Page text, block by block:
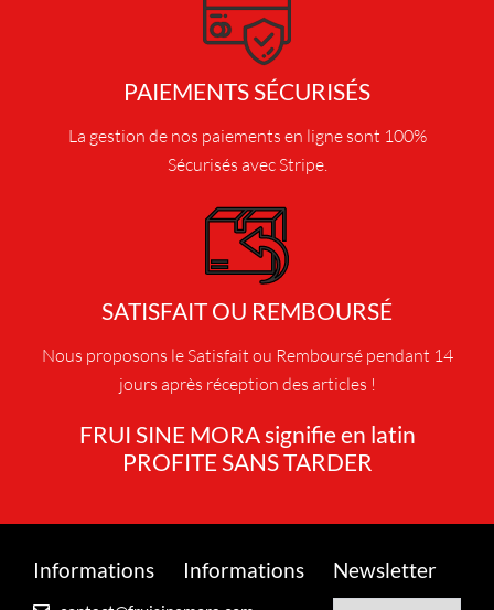
t
p
u
s
e
r
v
a
a
t
PAIEMENTS SÉCURISÉS
La gestion de nos paiements en ligne sont 100%
Sécurisés avec Stripe.
SATISFAIT OU REMBOURSÉ
Nous proposons le Satisfait ou Remboursé pendant 14
jours après réception des articles !
FRUI SINE MORA signifie en latin
PROFITE SANS TARDER
Informations Informations Newsletter